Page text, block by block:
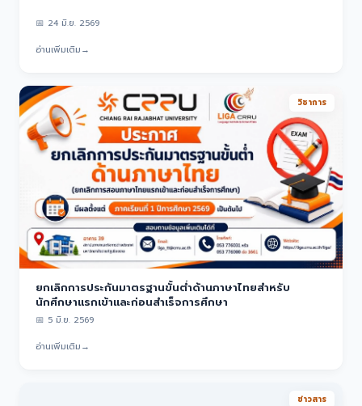
📅 24 มิ.ย. 2569
อ่านเพิ่มเติม→
วิชาการ
ยกเลิกการประกันมาตรฐานขั้นต่ำด้านภาษาไทยสำหรับ
นักศึกษาแรกเข้าและก่อนสำเร็จการศึกษา
📅 5 มิ.ย. 2569
อ่านเพิ่มเติม→
ข่าวสาร